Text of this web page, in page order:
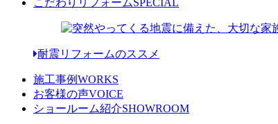
こだわりリフォームSPECIAL
耐震リフォームのススメ
施工事例WORKS
お客様の声VOICE
ショールーム紹介SHOWROOM